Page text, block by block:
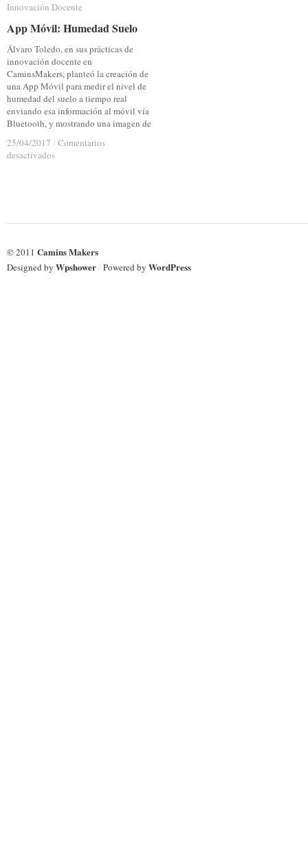
Innovación Docente
App Móvil: Humedad Suelo
Álvaro Toledo, en sus prácticas de
innovación docente en
CaminsMakers, planteó la creación de
una App Móvil para medir el nivel de
humedad del suelo a tiempo real
enviando esa información al móvil vía
Bluetooth, y mostrando una imagen de
25/04/2017 / Comentarios
desactivadosen
Innovación Docente
App Móvil: Humedad Suelo
25/04/2017 / Comentarios
desactivadosen
© 2011 Camins Makers
Designed by Wpshower/ Powered by WordPress